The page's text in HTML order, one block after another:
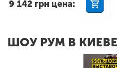
9 142 грн цена:
ШОУ РУМ В КИЕВЕ